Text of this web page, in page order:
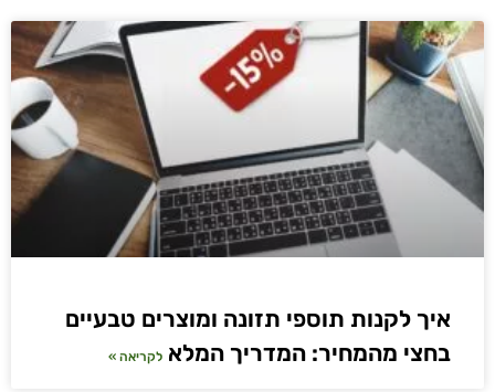
איך לקנות תוספי תזונה ומוצרים טבעיים
בחצי מהמחיר: המדריך המלא לקריאה »